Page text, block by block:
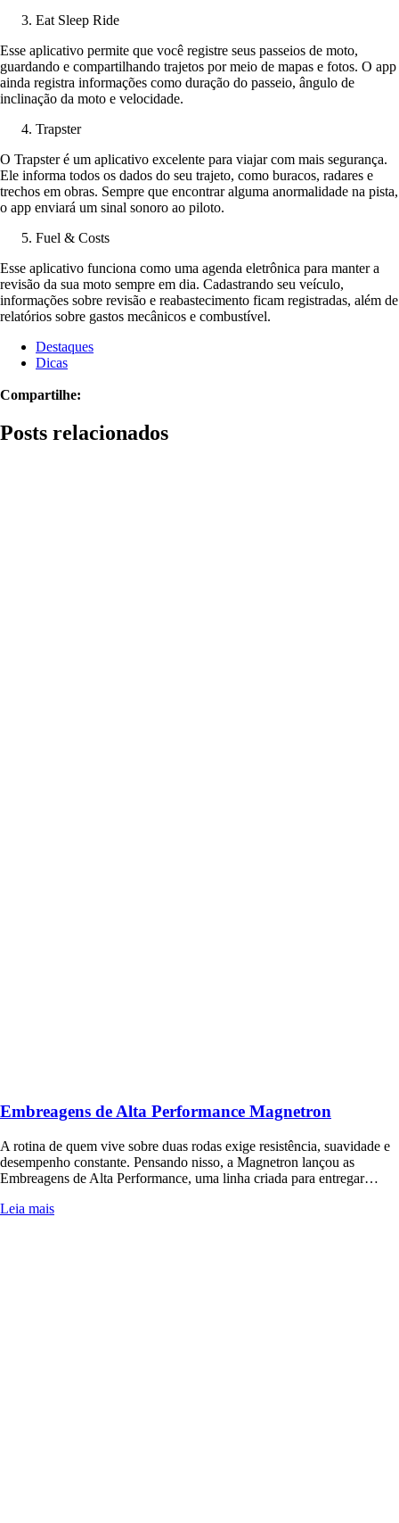
Eat Sleep Ride
Esse aplicativo permite que você registre seus passeios de moto,
guardando e compartilhando trajetos por meio de mapas e fotos. O app
ainda registra informações como duração do passeio, ângulo de
inclinação da moto e velocidade.
Trapster
O Trapster é um aplicativo excelente para viajar com mais segurança.
Ele informa todos os dados do seu trajeto, como buracos, radares e
trechos em obras. Sempre que encontrar alguma anormalidade na pista,
o app enviará um sinal sonoro ao piloto.
Fuel & Costs
Esse aplicativo funciona como uma agenda eletrônica para manter a
revisão da sua moto sempre em dia. Cadastrando seu veículo,
informações sobre revisão e reabastecimento ficam registradas, além de
relatórios sobre gastos mecânicos e combustível.
Destaques
Dicas
Compartilhe:
Posts relacionados
Embreagens de Alta Performance Magnetron
A rotina de quem vive sobre duas rodas exige resistência, suavidade e
desempenho constante. Pensando nisso, a Magnetron lançou as
Embreagens de Alta Performance, uma linha criada para entregar…
Leia mais